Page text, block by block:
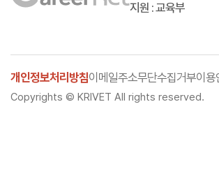
지원 : 교육부
개인정보처리방침이메일주소무단수집거부이용
Copyrights © KRIVET All rights reserved.